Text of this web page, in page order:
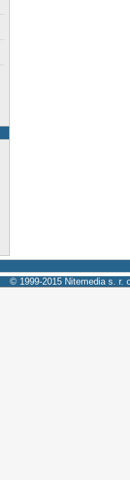
© 1999-2015 Nitemedia s. r.